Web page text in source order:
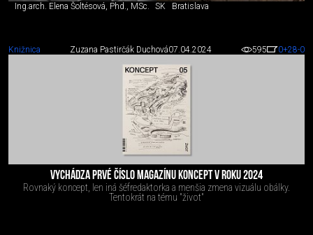
Ing.arch. Elena Šoltésová, Phd., MSc. SK Bratislava
Knižnica Zuzana Pastirčák Duchová07.04.2024 595 0+28-0
VYCHÁDZA PRVÉ ČÍSLO MAGAZÍNU KONCEPT V ROKU 2024
Rovnaký koncept, len iná šéfredaktorka a menšia zmena vizuálu obálky.
Tentokrát na tému "život"